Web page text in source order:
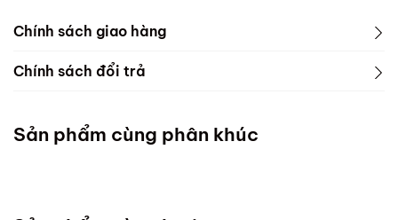
Chính sách giao hàng
1. Freeship & Lắp đặt cho khách hàng các tỉnh thành
Miền Bắc
Chính sách đổi trả
Sản phẩm cùng phân khúc